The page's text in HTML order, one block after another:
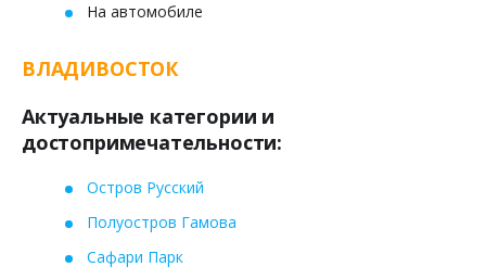
На автомобиле
ВЛАДИВОСТОК
Актуальные категории и
достопримечательности:
Остров Русский
Полуостров Гамова
Сафари Парк